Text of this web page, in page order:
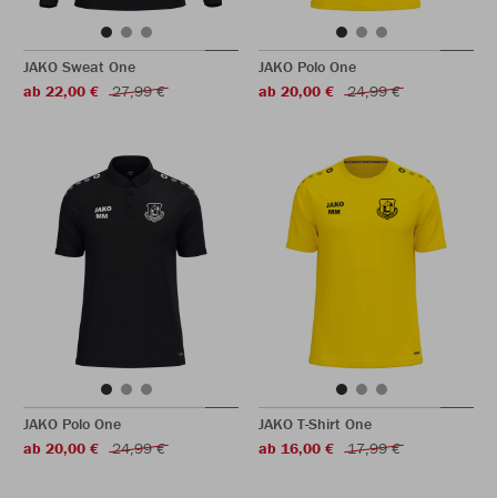
JAKO Sweat One
ab 22,00 €
27,99 €
JAKO Polo One
ab 20,00 €
24,99 €
JAKO Polo One
ab 20,00 €
24,99 €
JAKO T-Shirt One
ab 16,00 €
17,99 €